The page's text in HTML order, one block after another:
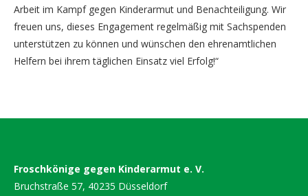
Arbeit im Kampf gegen Kinderarmut und Benachteiligung. Wir
freuen uns, dieses Engagement regelmäßig mit Sachspenden
unterstützen zu können und wünschen den ehrenamtlichen
Helfern bei ihrem täglichen Einsatz viel Erfolg!“
Froschkönige gegen Kinderarmut e. V.
Bruchstraße 57, 40235 Düsseldorf